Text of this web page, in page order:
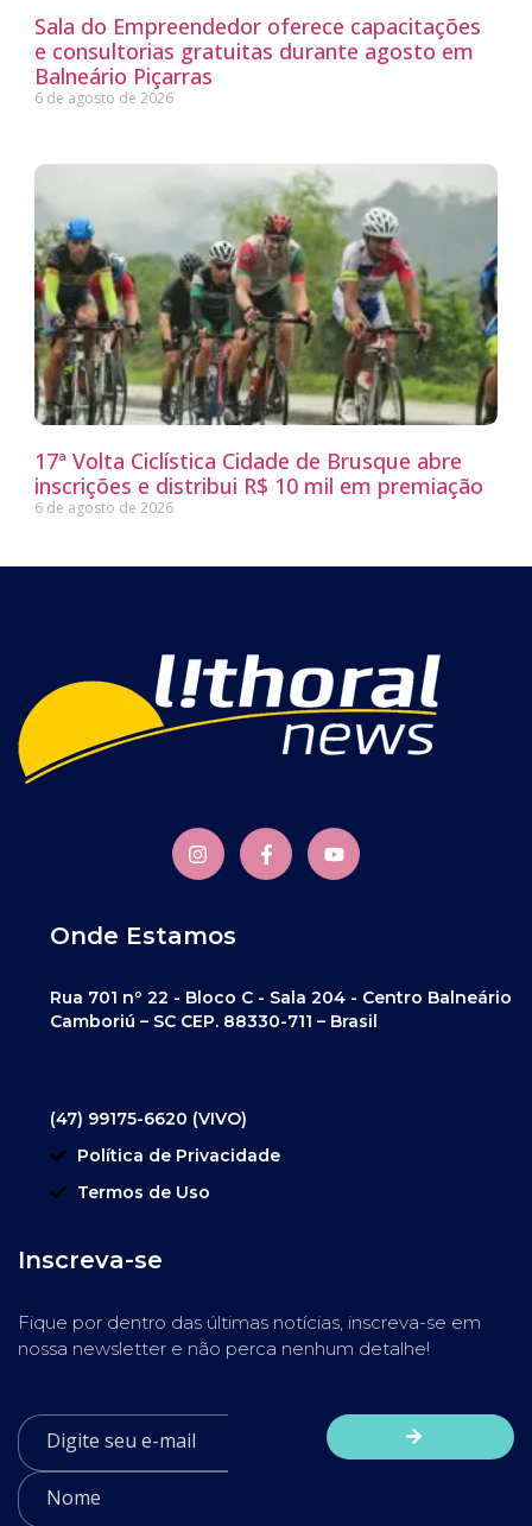
Sala do Empreendedor oferece capacitações
e consultorias gratuitas durante agosto em
Balneário Piçarras
6 de agosto de 2026
17ª Volta Ciclística Cidade de Brusque abre
inscrições e distribui R$ 10 mil em premiação
6 de agosto de 2026
Onde Estamos
Rua 701 nº 22 - Bloco C - Sala 204 - Centro Balneário
Camboriú – SC CEP. 88330-711 – Brasil
(47) 99175-6620 (VIVO)
Política de Privacidade
Termos de Uso
Inscreva-se
Fique por dentro das últimas notícias, inscreva-se em
nossa newsletter e não perca nenhum detalhe!